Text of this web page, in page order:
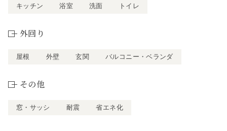
キッチン 浴室 洗面 トイレ
外回り
屋根 外壁 玄関 バルコニー・ベランダ
その他
窓・サッシ 耐震 省エネ化